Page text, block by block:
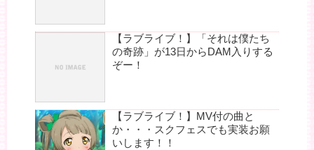
【ラブライブ！】「それは僕たち
の奇跡」が13日からDAM入りする
ぞー！
【ラブライブ！】MV付の曲と
か・・・スクフェスでも実装お願
いします！！